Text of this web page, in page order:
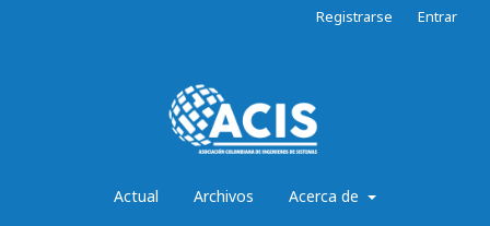
Actual Archivos Acerca de
Registrarse Entrar